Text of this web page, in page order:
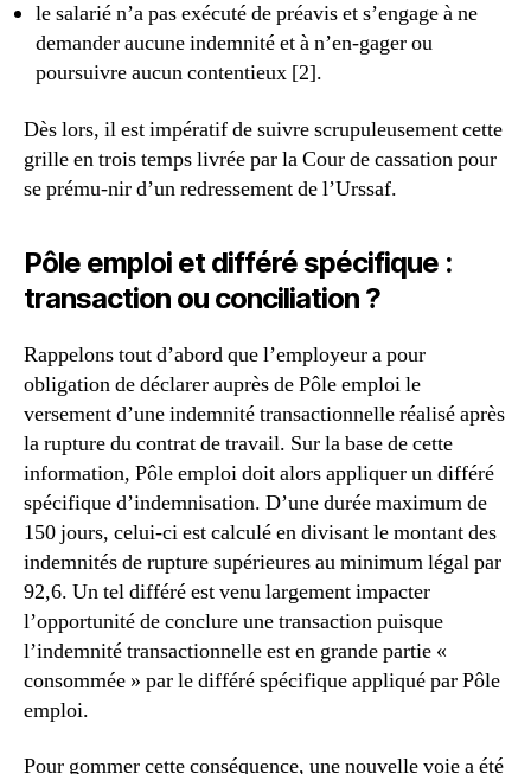
le salarié n’a pas exécuté de préavis et s’engage à ne
demander aucune indemnité et à n’en-gager ou
poursuivre aucun contentieux [2].
Dès lors, il est impératif de suivre scrupuleusement cette
grille en trois temps livrée par la Cour de cassation pour
se prému-nir d’un redressement de l’Urssaf.
Pôle emploi et différé spécifique :
transaction ou conciliation ?
Rappelons tout d’abord que l’employeur a pour
obligation de déclarer auprès de Pôle emploi le
versement d’une indemnité transactionnelle réalisé après
la rupture du contrat de travail. Sur la base de cette
information, Pôle emploi doit alors appliquer un différé
spécifique d’indemnisation. D’une durée maximum de
150 jours, celui-ci est calculé en divisant le montant des
indemnités de rupture supérieures au minimum légal par
92,6. Un tel différé est venu largement impacter
l’opportunité de conclure une transaction puisque
l’indemnité transactionnelle est en grande partie «
consommée » par le différé spécifique appliqué par Pôle
emploi.
Pour gommer cette conséquence, une nouvelle voie a été